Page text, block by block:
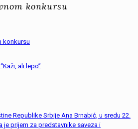
konkursu
konkursu
ali lepo”
Republike Srbije Ana Brnabić, u sredu 22.
je prijem za predstavnike saveza i